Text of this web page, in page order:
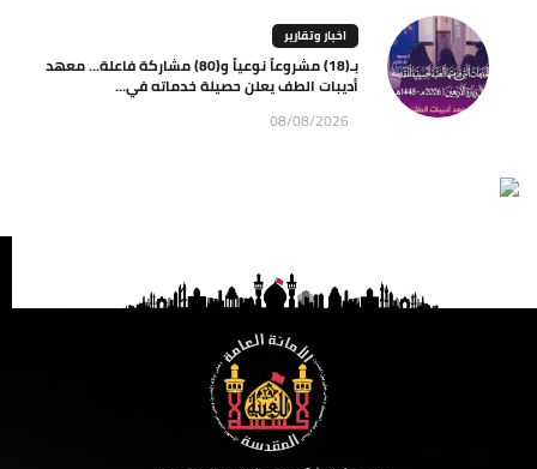
اخبار وتقارير
بـ(18) مشروعاً نوعياً و(80) مشاركة فاعلة… معهد
أديبات الطف يعلن حصيلة خدماته في...
08/08/2026